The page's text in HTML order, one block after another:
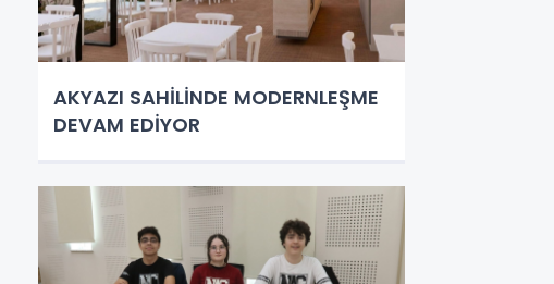
AKYAZI SAHİLİNDE MODERNLEŞME
DEVAM EDİYOR